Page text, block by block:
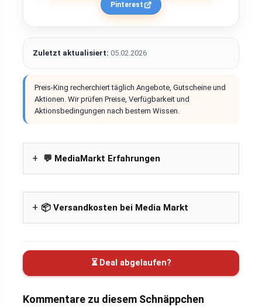
Pinterest
Zuletzt aktualisiert: 05.02.2026
Preis-King recherchiert täglich Angebote, Gutscheine und
Aktionen. Wir prüfen Preise, Verfügbarkeit und
Aktionsbedingungen nach bestem Wissen.
💬 MediaMarkt Erfahrungen
📦 Versandkosten bei Media Markt
⏳ Deal abgelaufen?
Kommentare zu diesem Schnäppchen